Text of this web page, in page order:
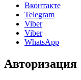
Вконтакте
Telegram
Viber
Viber
WhatsApp
Авторизация